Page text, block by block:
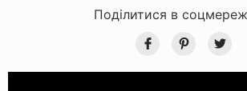
Поділитися в